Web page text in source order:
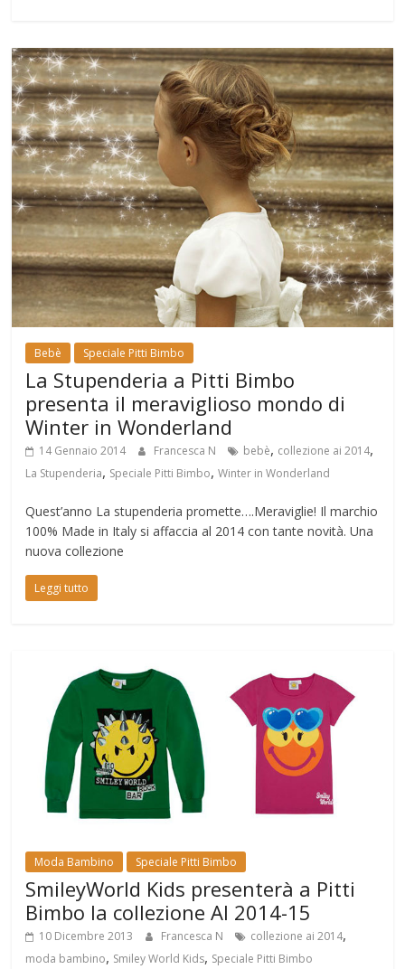
Bebè Speciale Pitti Bimbo
La Stupenderia a Pitti Bimbo
presenta il meraviglioso mondo di
Winter in Wonderland
14 Gennaio 2014 Francesca N bebè, collezione ai 2014,
La Stupenderia, Speciale Pitti Bimbo,Winter in Wonderland
Quest’anno La stupenderia promette….Meraviglie! Il marchio
100% Made in Italy si affaccia al 2014 con tante novità. Una
nuova collezione
Leggi tutto
Moda Bambino Speciale Pitti Bimbo
SmileyWorld Kids presenterà a Pitti
Bimbo la collezione AI 2014-15
10 Dicembre 2013 Francesca N collezione ai 2014,
moda bambino, Smiley World Kids, Speciale Pitti Bimbo